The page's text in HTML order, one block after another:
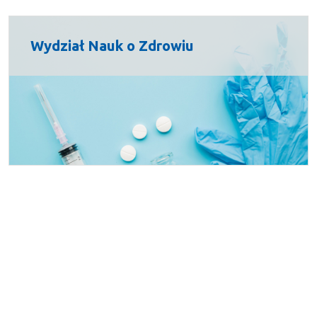
Wydział Nauk o Zdrowiu